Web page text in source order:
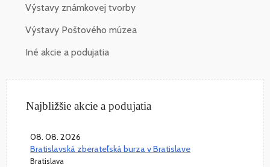
Výstavy známkovej tvorby
Výstavy Poštového múzea
Iné akcie a podujatia
Najbližšie akcie a podujatia
08. 08. 2026
Bratislavská zberateľská burza v Bratislave
Bratislava